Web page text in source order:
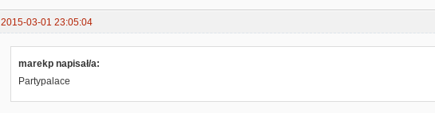
2015-03-01 23:05:04
marekp napisał/a:
Partypalace